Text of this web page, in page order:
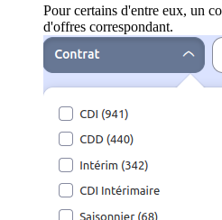
Pour certains d'entre eux, un
d'offres correspondant.